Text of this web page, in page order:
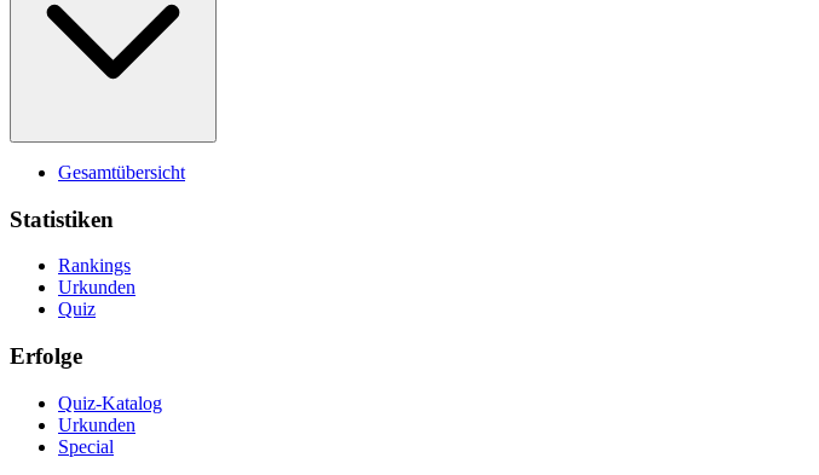
Gesamtübersicht
Statistiken
Rankings
Urkunden
Quiz
Erfolge
Quiz-Katalog
Urkunden
Special